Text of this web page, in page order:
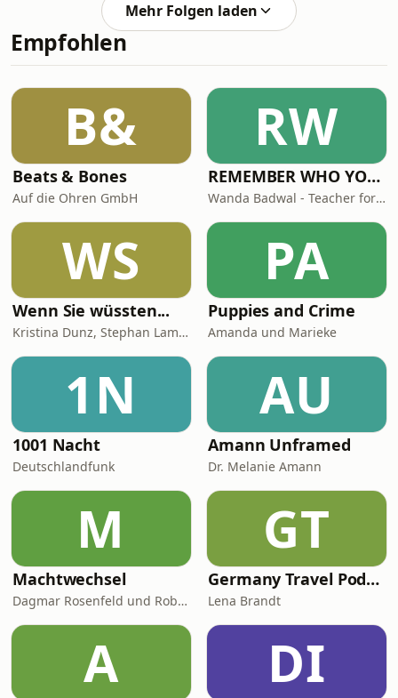
Kragen gepackt und in einer
Mülltonne entsorgt hatte. St
Boeing-Flugzeuge wollen die
Chinesen kaufen, dazu mehr
Lebensmittel importieren. Im
High-Tech-Computerchips in den USA
kaufen. Tagesthemen-Moderator Ingo
Zamperoni kann die präsidiale
Mehr Folgen laden
Empfohlen
B&
Beats & Bones
Auf die Ohren GmbH
RW
REMEMBER WHO YOU ARE - Wanda Badwal
Wanda Badwal - Teacher for Yoga & Meditation, Author, Speaker
WS
Wenn Sie wüssten...
Kristina Dunz, Stephan Lamby und Eva Quadbeck
PA
Puppies and Crime
Amanda und Marieke
1N
1001 Nacht
Deutschlandfunk
AU
Amann Unframed
Dr. Melanie Amann
M
Machtwechsel
Dagmar Rosenfeld und Robin Alexander
GT
Germany Travel Podcast with Lena Brandt
Lena Brandt
A DI